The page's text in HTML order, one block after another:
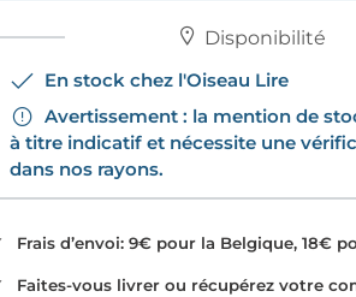
Disponibilité
En stock chez l'Oiseau Lire
Avertissement : la mention de
à titre indicatif et nécessite une
dans nos rayons.
Frais d’envoi: 9€ pour la Belgique, 18€
Faites-vous livrer ou récupérez votre